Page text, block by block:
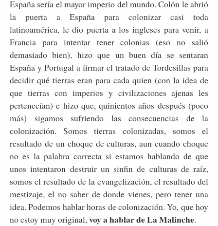
España sería el mayor imperio del mundo. Colón le abrió
la puerta a España para colonizar casi toda
latinoamérica, le dio puerta a los ingleses para venir, a
Francia para intentar tener colonias (eso no salió
demasiado bien), hizo que un buen día se sentaran
España y Portugal a firmar el tratado de Tordesillas para
decidir qué tierras eran para cada quien (con la idea de
que tierras con imperios y civilizaciones ajenas les
pertenecían) e hizo que, quinientos años después (poco
más) sigamos sufriendo las consecuencias de la
colonización. Somos tierras colonizadas, somos el
resultado de un choque de culturas, aun cuando choque
no es la palabra correcta si estamos hablando de que
unos intentaron destruir un sinfin de culturas de raíz,
somos el resultado de la evangelización, el resultado del
mestizaje, el no saber de donde vienes, pero tener una
idea. Podemos hablar horas de colonización. Yo, que hoy
no estoy muy original,voy a hablar de La Malinche.